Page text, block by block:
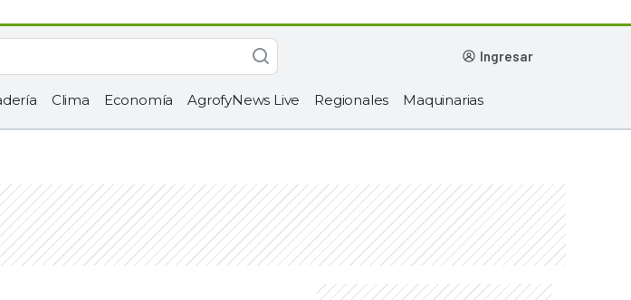
ingresar
Clima Economía AgrofyNews Live Regionales Maquinarias